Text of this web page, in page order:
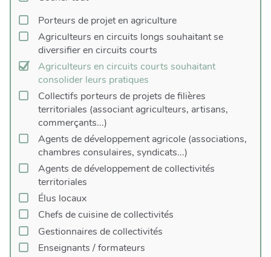
Porteurs de projet en agriculture
Agriculteurs en circuits longs souhaitant se
diversifier en circuits courts
Agriculteurs en circuits courts souhaitant
consolider leurs pratiques
Collectifs porteurs de projets de filières
territoriales (associant agriculteurs, artisans,
commerçants...)
Agents de développement agricole (associations,
chambres consulaires, syndicats...)
Agents de développement de collectivités
territoriales
Élus locaux
Chefs de cuisine de collectivités
Gestionnaires de collectivités
Enseignants / formateurs